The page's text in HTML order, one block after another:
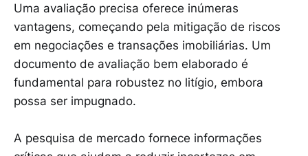
Uma avaliação precisa oferece inúmeras
vantagens, começando pela mitigação de riscos
em negociações e transações imobiliárias. Um
documento de avaliação bem elaborado é
fundamental para robustez no litígio, embora
possa ser impugnado.
A pesquisa de mercado fornece informações